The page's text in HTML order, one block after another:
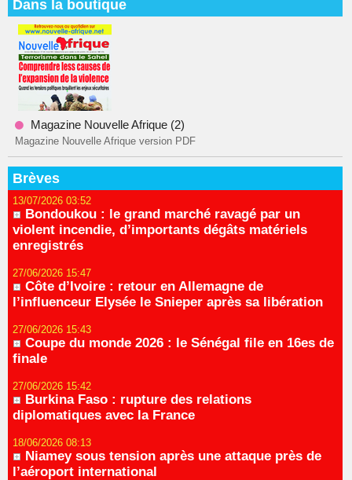
Dans la boutique
Magazine Nouvelle Afrique (2)
Magazine Nouvelle Afrique version PDF
Brèves
13/07/2026 03:52
Bondoukou : le grand marché ravagé par un
violent incendie, d’importants dégâts matériels
enregistrés
27/06/2026 15:47
Côte d’Ivoire : retour en Allemagne de
l’influenceur Elysée le Snieper après sa libération
27/06/2026 15:43
Coupe du monde 2026 : le Sénégal file en 16es de
finale
27/06/2026 15:42
Burkina Faso : rupture des relations
diplomatiques avec la France
18/06/2026 08:13
Niamey sous tension après une attaque près de
l’aéroport international